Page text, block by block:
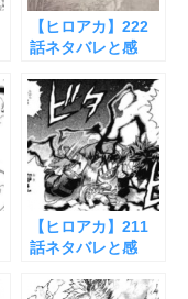
【ヒロアカ】222
話ネタバレと感
去が判明！
【ヒロアカ】211
話ネタバレと感
ー・オールの暴走